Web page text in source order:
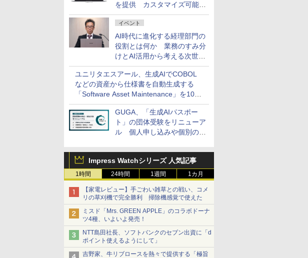
を提供 カスタマイズ可能な
ダッシュボード画面を搭載
イベント
AI時代に進化する経理部門の
役割とは何か 業務のすみ分
けとAI活用から考える次世代
ファイナンス戦略
ユニリタエスアール、生成AIでCOBOL
などの資産から仕様書を自動生成する
「Software Asset Maintenance」を10月
に発売
GUGA、「生成AIパスポー
ト」の団体受験をリニューア
ル 個人申し込みや個別の支
Impress Watchシリーズ 人気記事
1時間 24時間 1週間 1カ月
【家電レビュー】手ごわい雑草との戦い、コメ
リの草刈機で完全勝利 掃除機感覚で使えた
ミスド「Mrs. GREEN APPLE」のコラボドーナ
ツ4種、いよいよ発売！
NTT島田社長、ソフトバンクのセブン出資に「d
ポイント使えるようにして」
吉野家、牛リブロースを熱々で提供する「極旨